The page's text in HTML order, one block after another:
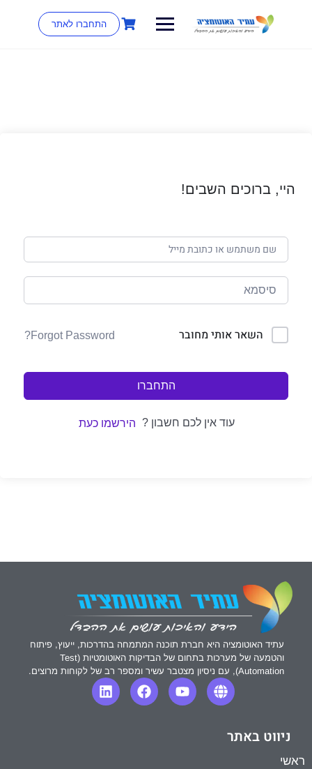
התחברו לאתר
היי, ברוכים השבים!
השאר אותי מחובר Forgot Password?
התחברו
עוד אין לכם חשבון ? הירשמו כעת
עתיד האוטומציה היא חברת תוכנה המתמחה בהדרכות, ייעוץ, פיתוח
והטמעה של מערכות בתחום של הבדיקות האוטומטיות (Test
Automation), עם ניסיון מצטבר עשיר ומספר רב של לקוחות מרוצים.
ניווט באתר
ראשי